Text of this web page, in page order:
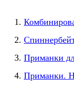
Приманки
Приманки.